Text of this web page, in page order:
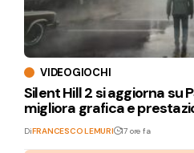
VIDEOGIOCHI
Silent Hill 2 si aggiorna su
migliora grafica e
DiFRANCESCO LEMURI 17 ore fa